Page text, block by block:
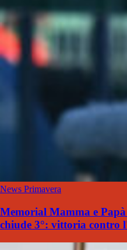
News Primavera
Memorial Mamma e
chiude 3°: vittoria contro